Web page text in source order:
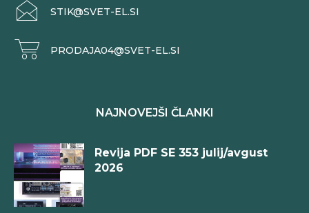
STIK@SVET-EL.SI
PRODAJA04@SVET-EL.SI
NAJNOVEJŠI ČLANKI
Revija PDF SE 353 julij/avgust
2026